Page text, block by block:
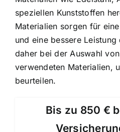
speziellen Kunststoffen
Materialien sorgen für
und eine bessere
daher bei der Auswahl
verwendeten Materialien,
beurteilen.
Bis zu 850 €